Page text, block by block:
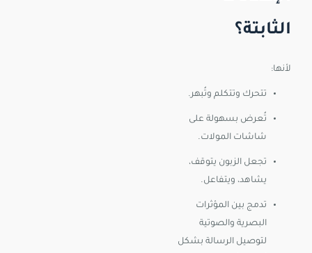
الثابتة؟
لأنها:
تتحرك وتتكلم وتُبهر.
تُعرض بسهولة على
شاشات المولات.
تجعل الزبون يتوقف،
يشاهد، ويتفاعل.
تدمج بين المؤثرات
البصرية والصوتية
لتوصيل الرسالة بشكل